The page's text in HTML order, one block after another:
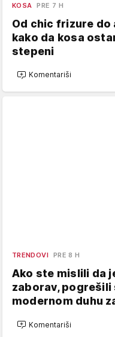
KOSA PRE 7 H
Od chic frizure do
kako da kosa
stepeni
Komentariši
TRENDOVI PRE 8 H
Ako ste mislili da
zaborav,
modernom duhu
Komentariši